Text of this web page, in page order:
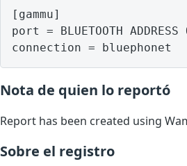
[gammu]
port = BLUETOOTH ADDRESS
Nota de quien lo reportó
Report has been created using
Sobre el registro